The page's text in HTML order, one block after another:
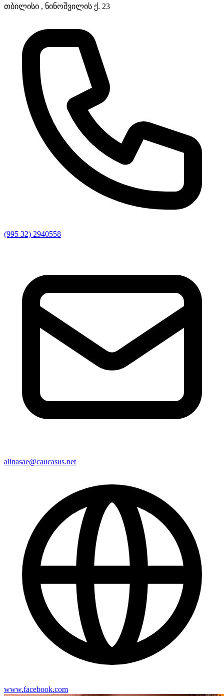
თბილისი , ნინოშვილის ქ. 23
(995 32) 2940558
alinasae@caucasus.net
www.facebook.com